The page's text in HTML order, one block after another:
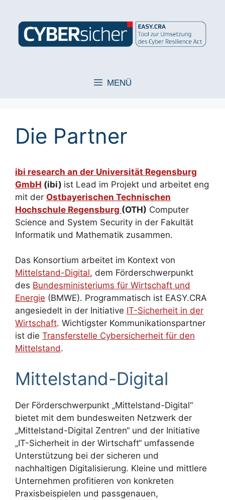
springen
MENÜ
Die Partner
ibi research an der Universität Regensburg
GmbH (ibi) ist Lead im Projekt und arbeitet eng
mit der Ostbayerischen Technischen
Hochschule Regensburg (OTH) Computer
Science and System Security in der Fakultät
Informatik und Mathematik zusammen.
Das Konsortium arbeitet im Kontext von
Mittelstand-Digital, dem Förderschwerpunkt
des Bundesministeriums für Wirtschaft und
Energie (BMWE). Programmatisch ist EASY.CRA
angesiedelt in der Initiative IT-Sicherheit in der
Wirtschaft. Wichtigster Kommunikationspartner
ist die Transferstelle Cybersicherheit für den
Mittelstand.
Mittelstand-Digital
Der Förderschwerpunkt „Mittelstand-Digital“
bietet mit dem bundesweiten Netzwerk der
„Mittelstand-Digital Zentren“ und der Initiative
„IT-Sicherheit in der Wirtschaft“ umfassende
Unterstützung bei der sicheren und
nachhaltigen Digitalisierung. Kleine und mittlere
Unternehmen profitieren von konkreten
Praxisbeispielen und passgenauen,